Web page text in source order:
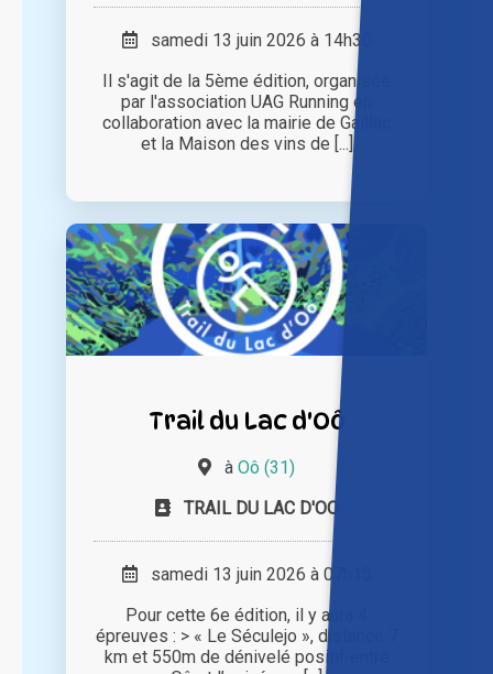
samedi 13 juin 2026 à 14h30
Il s'agit de la 5ème édition, organisée
par l'association UAG Running en
collaboration avec la mairie de Gaillac
et la Maison des vins de [...]
Trail du Lac d'Oô
à Oô (31)
TRAIL DU LAC D'OO
samedi 13 juin 2026 à 07h15
Pour cette 6e édition, il y aura 4
épreuves : > « Le Séculejo », distance 7
km et 550m de dénivelé positif entre